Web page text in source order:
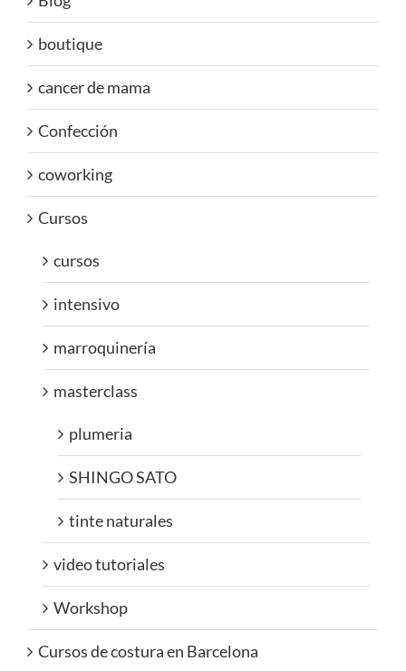
boutique
cancer de mama
Confección
coworking
Cursos
cursos
intensivo
marroquinería
masterclass
plumeria
SHINGO SATO
tinte naturales
video tutoriales
Workshop
Cursos de costura en Barcelona